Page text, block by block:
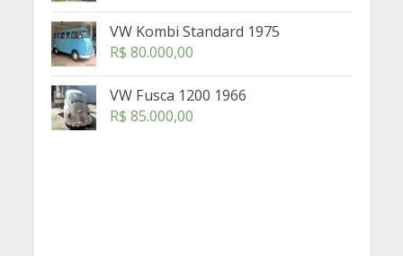
VW Kombi Standard 1975
R$ 80.000,00
VW Fusca 1200 1966
R$ 85.000,00